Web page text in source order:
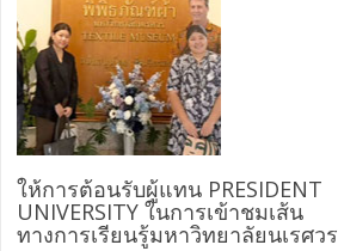
ให้การต้อนรับผู้แทน PRESIDENT
UNIVERSITY ในการเข้าชมเส้น
ทางการเรียนรู้มหาวิทยาลัยนเรศวร